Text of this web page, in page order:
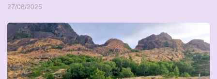
27/08/2025